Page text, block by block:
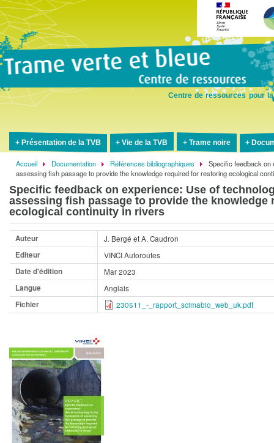
Centre de ressources pour
Présentation de la TVB Vie de la TVB Trame noire
Fil
d'Ariane
Accueil Documentation Références bibliographiques
Specific feedback on
assessing fish passage to provide the knowledge required for restoring ecological
Specific feedback on experience: Use of
assessing fish passage to provide the knowledge
ecological continuity in rivers
Auteur
J. Bergé et A. Caudron
Editeur
VINCI Autoroutes
Date d'édition
Mar 2023
Langue
Anglais
Fichier
230511_-_rapport_scimabio_web_uk.pdf